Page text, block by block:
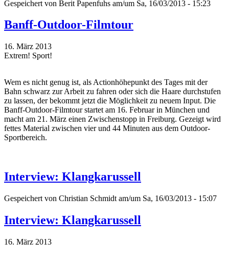
Gespeichert von Berit Papenfuhs am/um Sa, 16/03/2013 - 15:23
Banff-Outdoor-Filmtour
16. März 2013
Extrem! Sport!
Wem es nicht genug ist, als Actionhöhepunkt des Tages mit der
Bahn schwarz zur Arbeit zu fahren oder sich die Haare durchstufen
zu lassen, der bekommt jetzt die Möglichkeit zu neuem Input. Die
Banff-Outdoor-Filmtour startet am 16. Februar in München und
macht am 21. März einen Zwischenstopp in Freiburg. Gezeigt wird
fettes Material zwischen vier und 44 Minuten aus dem Outdoor-
Sportbereich.
Interview: Klangkarussell
Gespeichert von Christian Schmidt am/um Sa, 16/03/2013 - 15:07
Interview: Klangkarussell
16. März 2013